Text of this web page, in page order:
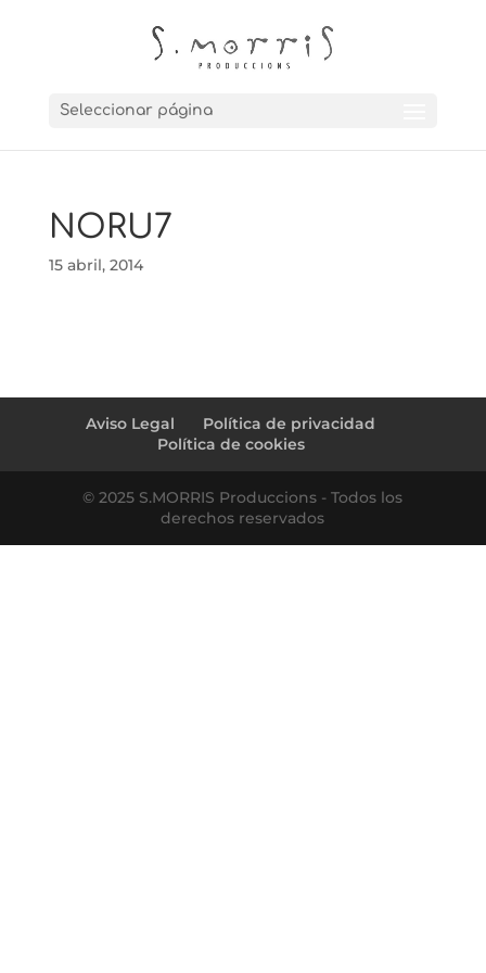
Seleccionar página
NORU7
15 abril, 2014
Aviso Legal
Política de privacidad
Política de cookies
© 2025 S.MORRIS Produccions - Todos los
derechos reservados